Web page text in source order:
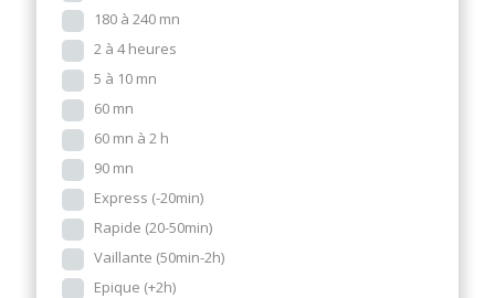
180 à 240 mn
2 à 4 heures
5 à 10 mn
60 mn
60 mn à 2 h
90 mn
Express (-20min)
Rapide (20-50min)
Vaillante (50min-2h)
Epique (+2h)